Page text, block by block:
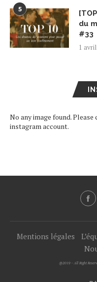
5
du
#33
1
No any image found.
instagram account.
Mentions légales
@2019 - All Right